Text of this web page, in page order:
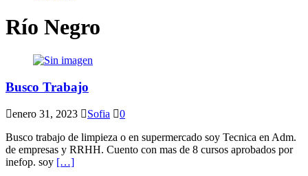
Río Negro
Busco Trabajo
enero 31, 2023 Sofia
0
Busco trabajo de limpieza o en supermercado soy Tecnica en Adm.
de empresas y RRHH. Cuento con mas de 8 cursos aprobados por
inefop. soy […]